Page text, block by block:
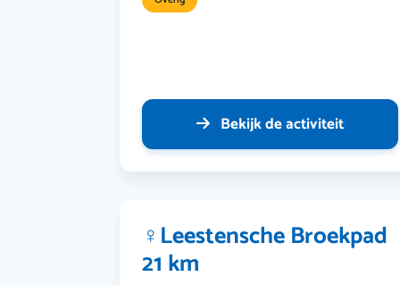
Bekijk de activiteit
‍♀️Leestensche Broekpad
21 km